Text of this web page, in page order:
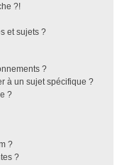
?!
et sujets ?
?
à un sujet spécifique ?
?
?
?